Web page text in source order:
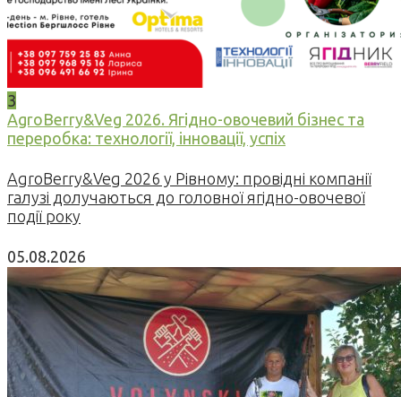
3
AgroBerry&Veg 2026. Ягідно-овочевий бізнес та
переробка: технології, інновації, успіх
AgroBerry&Veg 2026 у Рівному: провідні компанії
галузі долучаються до головної ягідно-овочевої
події року
05.08.2026